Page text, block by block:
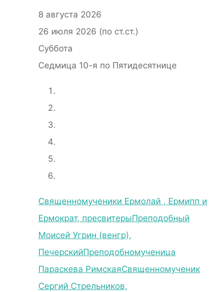
8 августа 2026
26 июля 2026 (по ст.ст.)
Суббота
Седмица 10-я по Пятидесятнице
Священномученики Ермолай , Ермипп и
Ермократ, пресвитерыПреподобный
Моисей Угрин (венгр),
ПечерскийПреподобномученица
Параскева РимскаяСвященномученик
Сергий Стрельников,